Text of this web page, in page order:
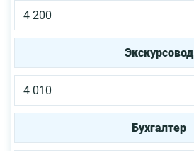
4 200
Экскурсовод
4 010
Бухгалтер